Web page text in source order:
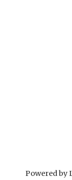
Powered by